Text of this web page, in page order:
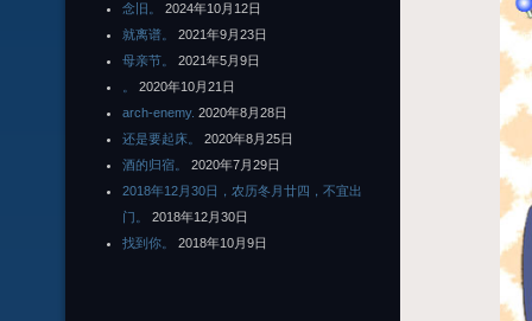
念旧。
2024年10月12日
就离谱。
2021年9月23日
母亲节。
2021年5月9日
2020年10月21日
arch-enemy. 2020年8月28日
还是要起床。
2020年8月25日
酒的归宿。
2020年7月29日
2018年12月30日，农历冬月廿四，不宜出
门。
2018年12月30日
找到你。
2018年10月9日